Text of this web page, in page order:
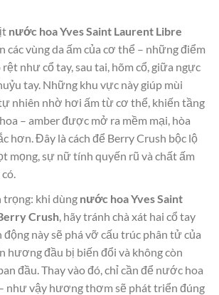
nước hoa Yves Saint Laurent Libre
các vùng da ấm của cơ thể – những điểm
như cổ tay, sau tai, hõm cổ, giữa ngực
tay. Những khu vực này giúp mùi
nhiên nhờ hơi ấm từ cơ thể, khiến tầng
– amber được mở ra mềm mại, hòa
hơn. Đây là cách để Berry Crush bộc lộ
mọng, sự nữ tính quyến rũ và chất ấm
khi dùng nước hoa Yves Saint
Crush, hãy tránh chà xát hai cổ tay
động này sẽ phá vỡ cấu trúc phân tử của
hương đầu bị biến đổi và không còn
đầu. Thay vào đó, chỉ cần để nước hoa
như vậy hương thơm sẽ phát triển đúng